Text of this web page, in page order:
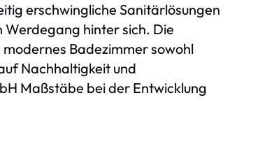
erschwingliche Sanitärlösungen
hinter sich. Die
Badezimmer sowohl
Nachhaltigkeit und
Maßstäbe bei der Entwicklung